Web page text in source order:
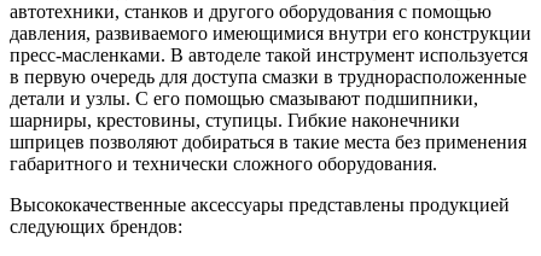
автотехники, станков и другого оборудования с помощью
давления, развиваемого имеющимися внутри его конструкции
пресс-масленками. В автоделе такой инструмент используется
в первую очередь для доступа смазки в труднорасположенные
детали и узлы. С его помощью смазывают подшипники,
шарниры, крестовины, ступицы. Гибкие наконечники
шприцев позволяют добираться в такие места без применения
габаритного и технически сложного оборудования.
Высококачественные аксессуары представлены продукцией
следующих брендов: